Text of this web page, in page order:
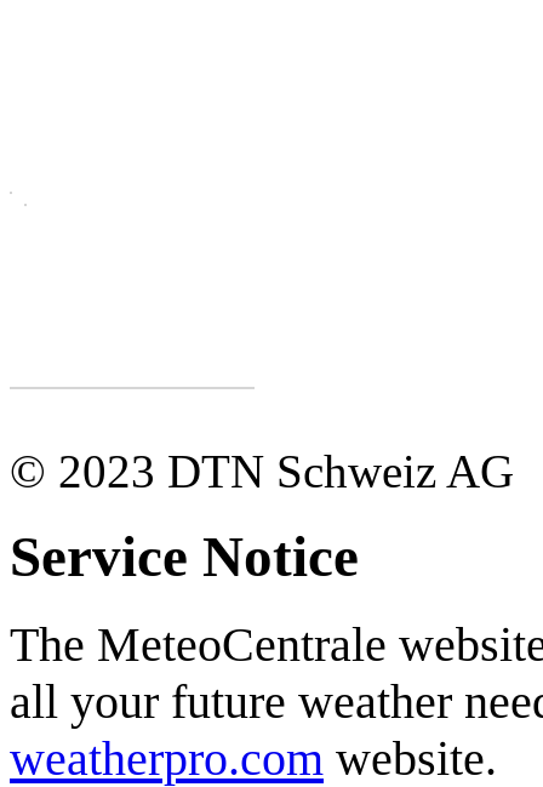
© 2023 DTN Schweiz AG
Service Notice
The MeteoCentrale
all your future weather
weatherpro.com website.